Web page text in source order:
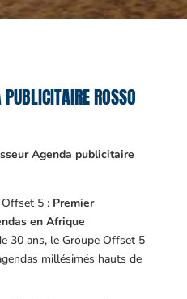
ROSSO
Agenda publicitaire
Offset 5 : Premier
en Afrique
30 ans, le Groupe Offset 5
millésimés hauts de